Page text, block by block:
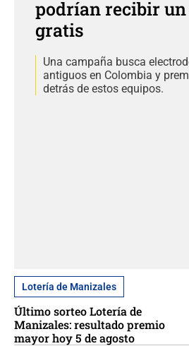
podrían recibir
gratis
Una campaña busca
antiguos en Colombia y
detrás de estos equipos.
Lotería de Manizales
Último sorteo Lotería de
Manizales: resultado premio
mayor hoy 5 de agosto